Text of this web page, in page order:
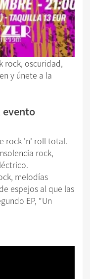
rock, oscuridad,
y únete a la
evento
rock 'n' roll total.
rock,
melodías
espejos al que las
EP, "Un